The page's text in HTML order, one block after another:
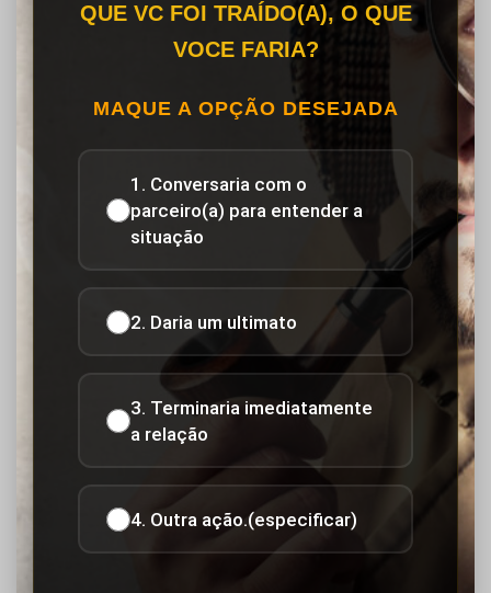
QUE VC FOI TRAÍDO(A), O QUE
VOCE FARIA?
MAQUE A OPÇÃO DESEJADA
1. Conversaria com o
parceiro(a) para entender a
situação
2. Daria um ultimato
3. Terminaria imediatamente
a relação
4. Outra ação.(especificar)